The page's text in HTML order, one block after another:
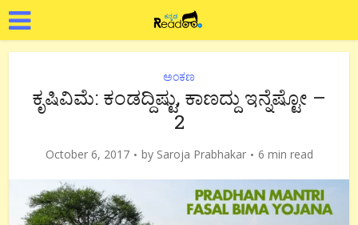
ಅಂಕಣ
ಕೃಷಿವಿಮೆ: ಕಂಡದ್ದಿಷ್ಟು, ಕಾಣದ್ದು ಇನ್ನೆಷ್ಟೋ –
2
October 6, 2017 by Saroja Prabhakar 6 min read